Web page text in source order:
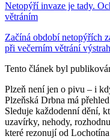
Netopýří invaze je tady.
větráním
Začíná období netopýřích
při večerním větrání
Tento článek byl
Plzeň není jen o pivu – i
Plzeňská Drbna má
Sleduje každodenní dění,
uzavírky, nehody,
které rezonují od